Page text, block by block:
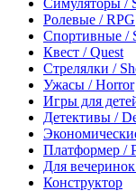
Симуляторы /
Ролевые / RPG
Спортивные /
Квест / Quest
Стрелялки /
Ужасы / Horror
Игры для
Детективы /
Платформер /
Для
Конструктор